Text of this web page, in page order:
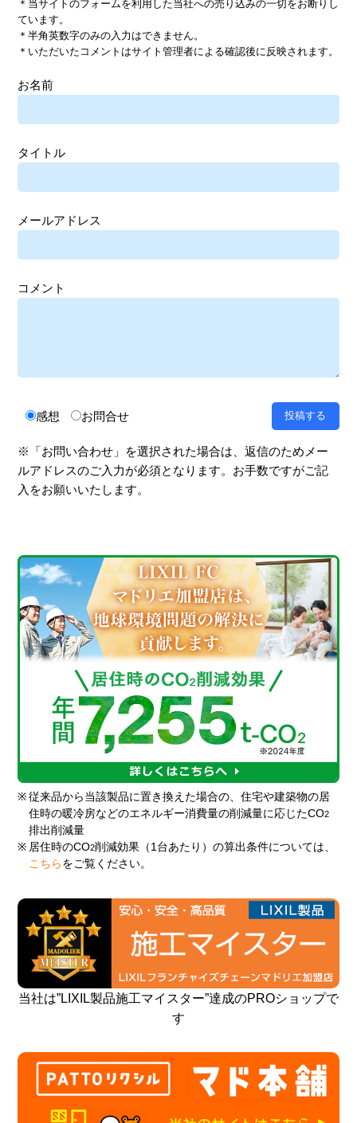
＊当サイトのフォームを利用した当社への売り込みの一切をお断りし
ています。
＊半角英数字のみの入力はできません。
＊いただいたコメントはサイト管理者による確認後に反映されます。
お名前
タイトル
メールアドレス
コメント
感想 お問合せ
※「お問い合わせ」を選択された場合は、返信のためメー
ルアドレスのご入力が必須となります。お手数ですがご記
入をお願いいたします。
※ 従来品から当該製品に置き換えた場合の、住宅や建築物の居
住時の暖冷房などのエネルギー消費量の削減量に応じたCO2
排出削減量
※ 居住時のCO2削減効果（1台あたり）の算出条件については、
こちら をご覧ください。
当社は”LIXIL製品施工マイスター”達成のPROショップで
す